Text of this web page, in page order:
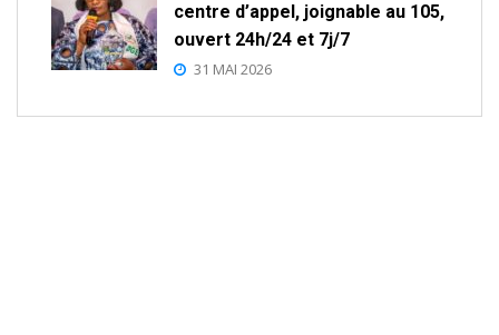
centre d’appel, joignable au 105,
ouvert 24h/24 et 7j/7
31 MAI 2026